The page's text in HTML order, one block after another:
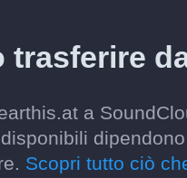
trasferire
a
Scopri tutto ciò